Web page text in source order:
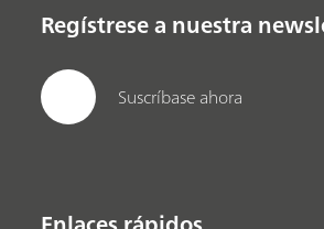
Regístrese a nuestra
Suscríbase ahora